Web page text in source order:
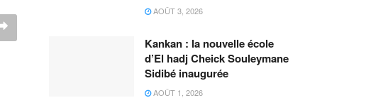
AOÛT 3, 2026
Kankan : la nouvelle école
d’El hadj Cheick Souleymane
Sidibé inaugurée
AOÛT 1, 2026